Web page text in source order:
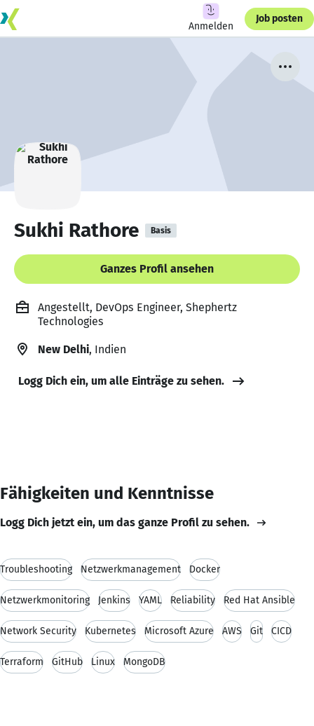
Anmelden
Job posten
Sukhi Rathore Basis
Ganzes Profil ansehen
Angestellt, DevOps Engineer, Shephertz
Technologies
New Delhi, Indien
Logg Dich ein, um alle Einträge zu sehen.
Fähigkeiten und Kenntnisse
Logg Dich jetzt ein, um das ganze Profil zu sehen.
Troubleshooting Netzwerkmanagement Docker
Netzwerkmonitoring Jenkins YAML Reliability Red Hat Ansible
Network Security Kubernetes Microsoft Azure AWS Git CICD
Terraform GitHub Linux MongoDB